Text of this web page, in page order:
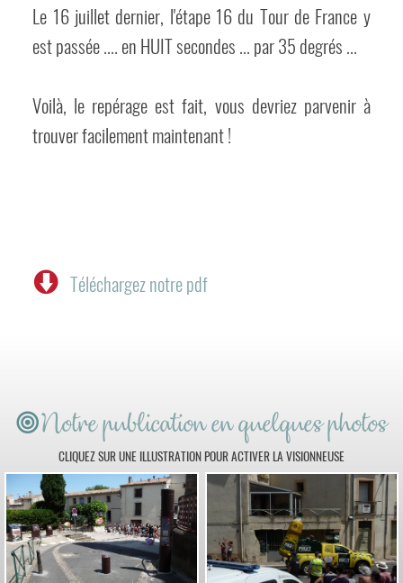
Le 16 juillet dernier, l'étape 16 du Tour de France y
est passée .... en HUIT secondes ... par 35 degrés ...
Voilà, le repérage est fait, vous devriez parvenir à
trouver facilement maintenant !
Téléchargez notre pdf
Notre publication en quelques photos
CLIQUEZ SUR UNE ILLUSTRATION POUR ACTIVER LA VISIONNEUSE